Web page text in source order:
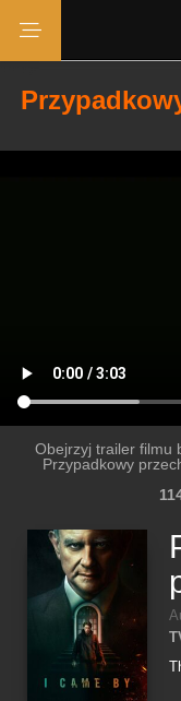
Obejrzyj trailer filmu
Przypadkowy